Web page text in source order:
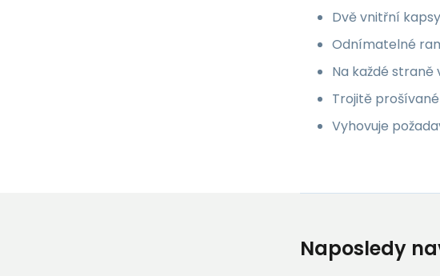
Dvě vnitřní
Odnímatelné
Na každé
Trojitě
Vyhovuje
Naposledy